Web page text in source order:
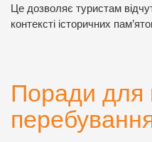
Це дозволяє туристам
контексті історичних
Поради для